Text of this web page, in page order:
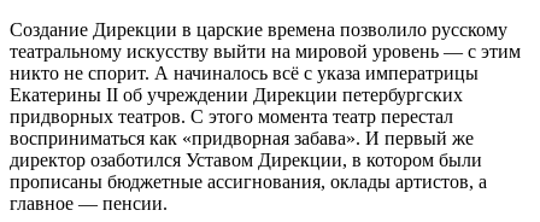
Создание Дирекции в царские времена позволило русскому
театральному искусству выйти на мировой уровень — с этим
никто не спорит. А начиналось всё с указа императрицы
Екатерины II об учреждении Дирекции петербургских
придворных театров. С этого момента театр перестал
восприниматься как «придворная забава». И первый же
директор озаботился Уставом Дирекции, в котором были
прописаны бюджетные ассигнования, оклады артистов, а
главное — пенсии.